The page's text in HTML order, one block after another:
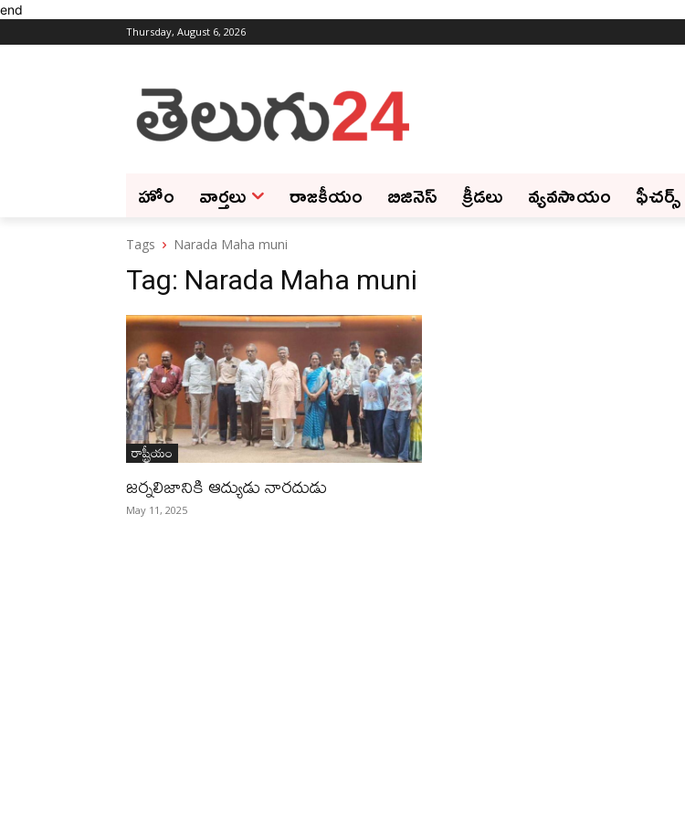
end
Thursday, August 6, 2026
హోం వార్తలు రాజకీయం బిజినెస్‌ క్రీడలు వ్యవసాయం ఫీచ‌ర్స్ ‌
Tags Narada Maha muni
Tag: Narada Maha muni
రాష్ట్రీయం
జర్నలిజానికి ఆద్యుడు నారదుడు
May 11, 2025